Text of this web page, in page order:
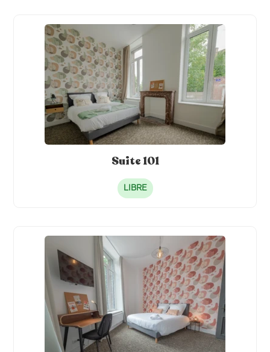
Four Congélateur
Machine à café Hotte
Meubles Lave-linge Jardin
Suite 101
LIBRE